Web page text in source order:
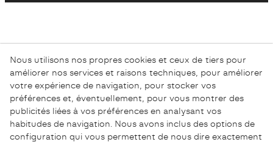
Nous utilisons nos propres cookies et ceux de tiers pour
améliorer nos services et raisons techniques, pour améliorer
votre expérience de navigation, pour stocker vos
préférences et, éventuellement, pour vous montrer des
publicités liées à vos préférences en analysant vos
habitudes de navigation. Nous avons inclus des options de
configuration qui vous permettent de nous dire exactement